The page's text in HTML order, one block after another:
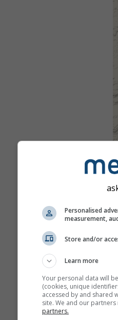
Personalised
measurement,
Store and/or
Learn more
Your personal data will
(cookies, unique
accessed by and shared
site. We and our
partners.